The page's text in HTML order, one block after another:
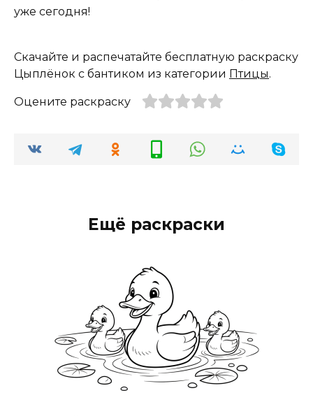
уже сегодня!
Скачайте и распечатайте бесплатную раскраску
Цыплёнок с бантиком из категории Птицы.
Оцените раскраску
Ещё раскраски